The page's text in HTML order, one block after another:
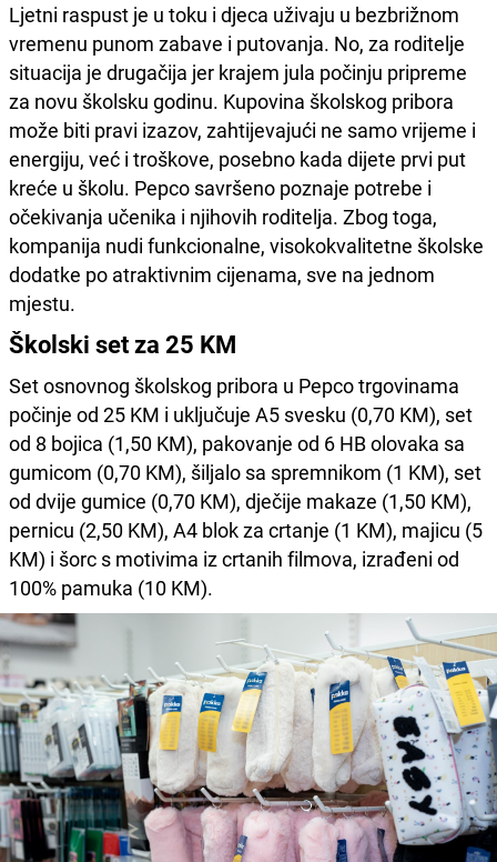
Ljetni raspust je u toku i djeca uživaju u bezbrižnom
vremenu punom zabave i putovanja. No, za roditelje
situacija je drugačija jer krajem jula počinju pripreme
za novu školsku godinu. Kupovina školskog pribora
može biti pravi izazov, zahtijevajući ne samo vrijeme i
energiju, već i troškove, posebno kada dijete prvi put
kreće u školu. Pepco savršeno poznaje potrebe i
očekivanja učenika i njihovih roditelja. Zbog toga,
kompanija nudi funkcionalne, visokokvalitetne školske
dodatke po atraktivnim cijenama, sve na jednom
mjestu.
Školski set za 25 KM
Set osnovnog školskog pribora u Pepco trgovinama
počinje od 25 KM i uključuje A5 svesku (0,70 KM), set
od 8 bojica (1,50 KM), pakovanje od 6 HB olovaka sa
gumicom (0,70 KM), šiljalo sa spremnikom (1 KM), set
od dvije gumice (0,70 KM), dječije makaze (1,50 KM),
pernicu (2,50 KM), A4 blok za crtanje (1 KM), majicu (5
KM) i šorc s motivima iz crtanih filmova, izrađeni od
100% pamuka (10 KM).